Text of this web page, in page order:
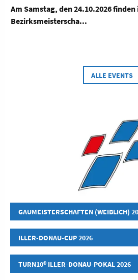
Am Samstag, den 24.10.2026
Bezirksmeisterscha...
ALLE EVENTS
GAUMEISTERSCHAFTEN (WEIBLICH)
ILLER-DONAU-CUP 2026
TURN10® ILLER-DONAU-POKAL 2026